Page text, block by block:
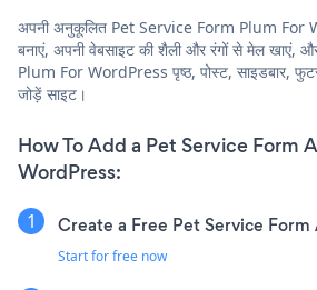
अपनी अनुकूलित Pet Service Form Plum For
बनाएं, अपनी वेबसाइट की शैली और रंगों से मेल
Plum For WordPress पृष्ठ, पोस्ट, साइडबार,
जोड़ें साइट।
How To Add a Pet Service Form
WordPress:
Create a Free Pet Service Form
Start for free now